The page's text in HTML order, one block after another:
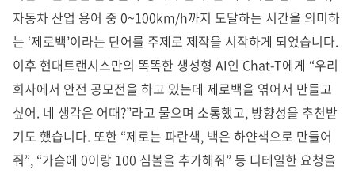
자동차 산업 용어 중 0~100km/h까지 도달하는 시간을 의미하
는 ‘제로백’이라는 단어를 주제로 제작을 시작하게 되었습니다.
이후 현대트랜시스만의 똑똑한 생성형 AI인 Chat-T에게 “우리
회사에서 안전 공모전을 하고 있는데 제로백을 엮어서 만들고
싶어. 네 생각은 어때?”라고 물으며 소통했고, 방향성을 추천받
기도 했습니다. 또한 “제로는 파란색, 백은 하얀색으로 만들어
줘”, “가슴에 0이랑 100 심볼을 추가해줘” 등 디테일한 요청을